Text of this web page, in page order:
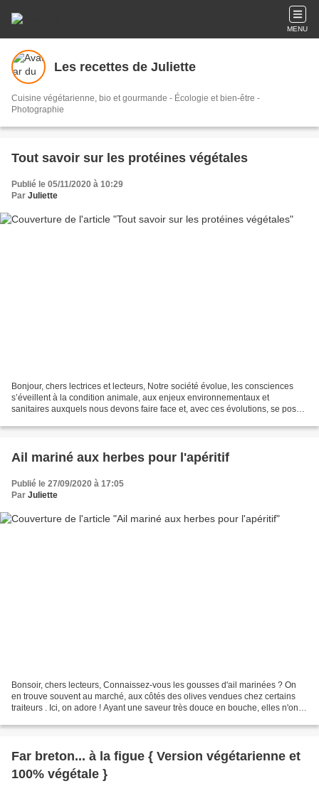
MENU
Les recettes de Juliette
Cuisine végétarienne, bio et gourmande - Écologie et bien-être -
Photographie
Tout savoir sur les protéines végétales
Publié le 05/11/2020 à 10:29
Par Juliette
Bonjour, chers lectrices et lecteurs, Notre société évolue, les consciences
s’éveillent à la condition animale, aux enjeux environnementaux et
sanitaires auxquels nous devons faire face et, avec ces évolutions, se pose
Ail mariné aux herbes pour l'apéritif
Publié le 27/09/2020 à 17:05
Par Juliette
Bonsoir, chers lecteurs, Connaissez-vous les gousses d'ail marinées ? On
en trouve souvent au marché, aux côtés des olives vendues chez certains
traiteurs . Ici, on adore ! Ayant une saveur très douce en bouche, elles n'ont
Far breton... à la figue { Version végétarienne et
100% végétale }